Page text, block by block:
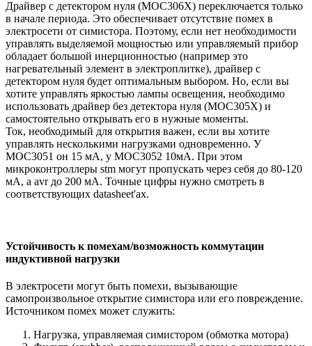
Драйвер с детектором нуля (MOC306X) переключается только
в начале периода. Это обеспечивает отсутствие помех в
электросети от симистора. Поэтому, если нет необходимости
управлять выделяемой мощностью или управляемый прибор
обладает большой инерционностью (например это
нагревательный элемент в электроплитке), драйвер с
детектором нуля будет оптимальным выбором. Но, если вы
хотите управлять яркостью лампы освещения, необходимо
использовать драйвер без детектора нуля (MOC305X) и
самостоятельно открывать его в нужные моменты.
Ток, необходимый для открытия важен, если вы хотите
управлять несколькими нагрузками одновременно. У
MOC3051 он 15 мА, у MOC3052 10мА. При этом
микроконтроллеры stm могут пропускать через себя до 80-120
мА, а avr до 200 мА. Точные цифры нужно смотреть в
соответствующих datasheet'ах.
Устойчивость к помехам/возможность коммутации
индуктивной нагрузки
В электросети могут быть помехи, вызывающие
самопроизвольное открытие симистора или его повреждение.
Источником помех может служить:
Нагрузка, управляемая симистором (обмотка мотора)